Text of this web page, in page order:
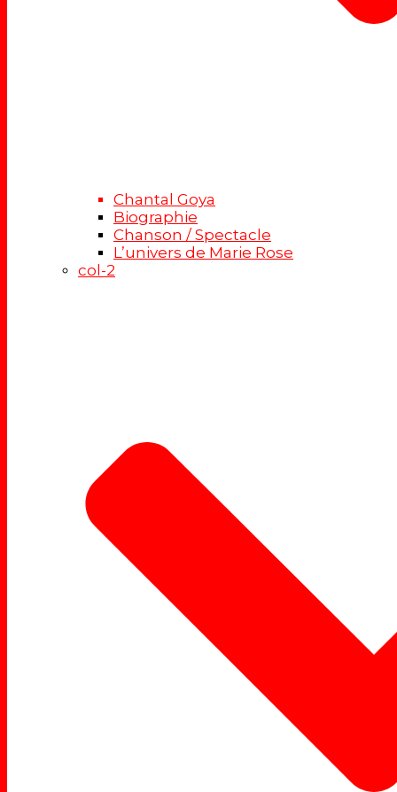
Chantal Goya
Biographie
Chanson / Spectacle
L’univers de Marie Rose
col-2